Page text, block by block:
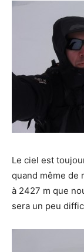
Le ciel est
quand même de
à 2427 m que
sera un peu